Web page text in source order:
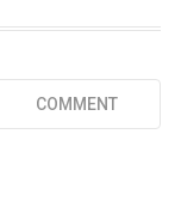
COMMENT